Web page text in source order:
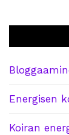
Energisen
Koiran